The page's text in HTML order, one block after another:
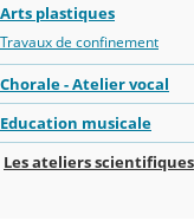
Arts plastiques
Travaux de confinement
Chorale - Atelier vocal
Education musicale
Les ateliers scientifiques